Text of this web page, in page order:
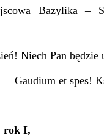
Bazylika –
Niech Pan będzie
Gaudium et spes!
rok I,